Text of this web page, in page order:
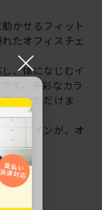
かせるフィット
たオフィスチェ
、体になじむイ
す。多彩なカラ
びいただけま
デザインが、オ
×